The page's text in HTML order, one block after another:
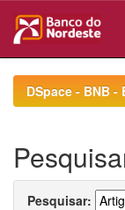
navigationDSpace - BNB
Pesquisar: